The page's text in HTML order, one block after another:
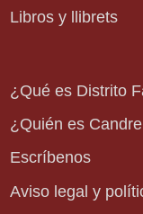
Libros y llibrets
¿Qué es Distrito
¿Quién es
Escríbenos
Aviso legal y